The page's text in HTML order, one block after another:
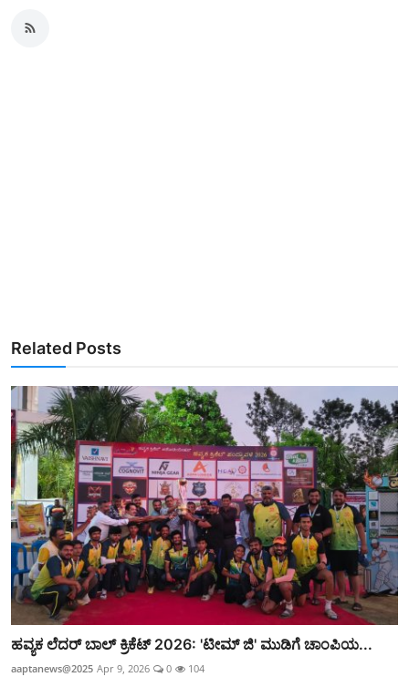
Related Posts
ಹವ್ಯಕ ಲೆದರ್ ಬಾಲ್ ಕ್ರಿಕೆಟ್ 2026: 'ಟೀಮ್ ಜಿ' ಮುಡಿಗೆ ಚಾಂಪಿಯ...
aaptanews@2025 Apr 9, 2026 0 104